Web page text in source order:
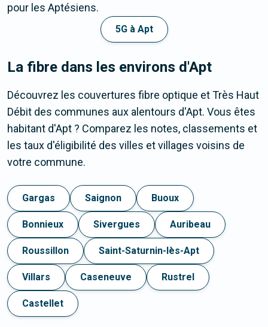
pour les Aptésiens.
5G à Apt
La fibre dans les environs d'Apt
Découvrez les couvertures fibre optique et Très Haut
Débit des communes aux alentours d'Apt. Vous êtes
habitant d'Apt ? Comparez les notes, classements et
les taux d'éligibilité des villes et villages voisins de
votre commune.
Gargas Saignon Buoux
Bonnieux Sivergues Auribeau
Roussillon Saint-Saturnin-lès-Apt
Villars Caseneuve Rustrel
Castellet